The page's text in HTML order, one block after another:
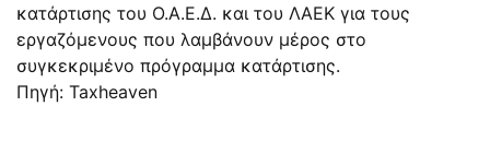
κατάρτισης του O.A.Ε.Δ. και του ΛΑΕΚ για τους
εργαζόμενους που λαμβάνουν μέρος στο
συγκεκριμένο πρόγραμμα κατάρτισης.
Πηγή: Taxheaven